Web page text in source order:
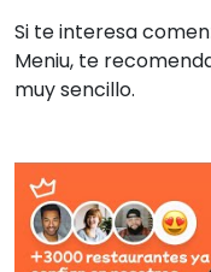
Si te interesa
Meniu, te
muy sencillo.